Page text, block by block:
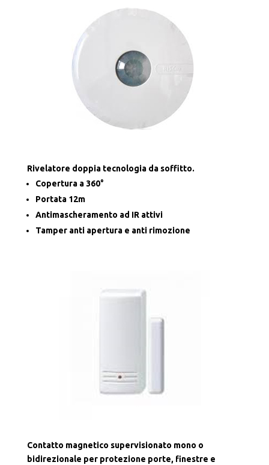
Rivelatore doppia tecnologia da soffitto.
Copertura a 360°
Portata 12m
Antimascheramento ad IR attivi
Tamper anti apertura e anti rimozione
Contatto magnetico supervisionato mono o
bidirezionale per protezione porte, finestre e